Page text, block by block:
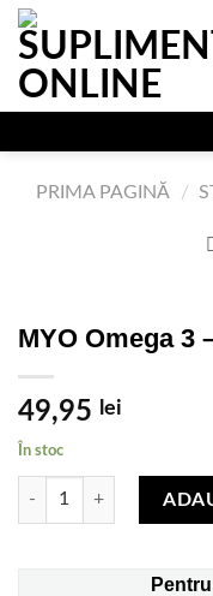
Skip
content
PRIMA PAGINĂ /
MYO Omega 3
49,95 lei
În stoc
Cantitate MYO Omega 3 -